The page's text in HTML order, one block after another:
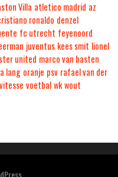
Villa atletico madrid az
ronaldo denzel
fc utrecht feyenoord
juventus kees smit lionel
united marco van basten
lang oranje psv rafael van der
vitesse voetbalwkwout